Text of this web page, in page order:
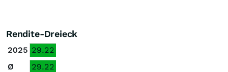
Rendite-Dreieck
2025 29.22
Ø
29.22